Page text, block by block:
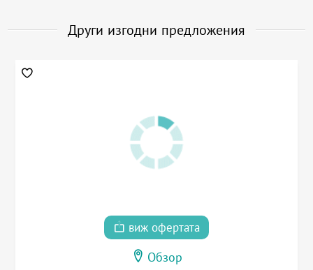
Други изгодни предложения
виж офертата
Обзор